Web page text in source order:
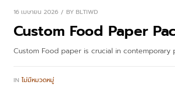
16 เมษายน 2026 BY BLTIWD
Custom Food Paper
Custom Food paper is crucial in contemporary
IN ไม่มีหมวดหมู่